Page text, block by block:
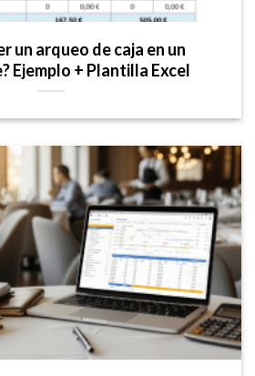
un arqueo de caja en un
Ejemplo + Plantilla Excel